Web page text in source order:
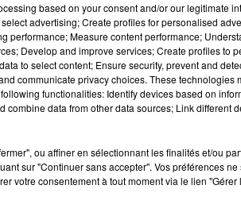
célèbre Loire à Vélo. Cet
entre châteaux, vignobles et
longues balades au bord du
investissements dans les
du quotidien à vélo.
based on your consent and/or our legitimate
advertising; Create profiles for personalised
performance; Measure content performance;
Develop and improve services; Create profiles to
to select content; Ensure security, prevent and
communicate privacy choices. These technologies
functionalities: Identify devices based on
data from other data sources; Link different
ou affiner en sélectionnant les finalités et/ou
sur "Continuer sans accepter". Vos préférences
votre consentement à tout moment via le lien